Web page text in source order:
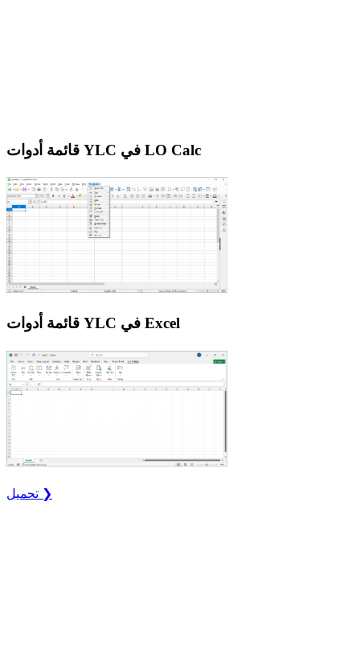
قائمة أدوات YLC في LO Calc
قائمة أدوات YLC في Excel
تحميل ❯